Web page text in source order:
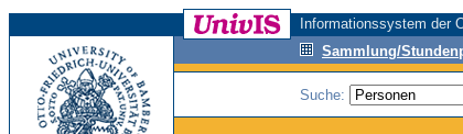
Informationssystem der
Sammlung/
Suche: